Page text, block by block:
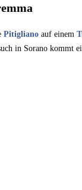
Pitigliano auf einem
in Sorano kommt